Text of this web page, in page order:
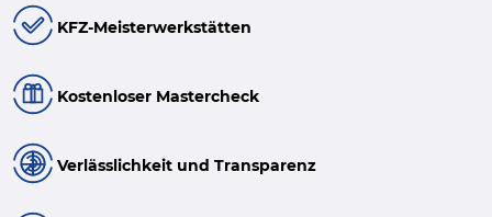
KFZ-Meisterwerkstätten
Kostenloser Mastercheck
Verlässlichkeit und Transparenz